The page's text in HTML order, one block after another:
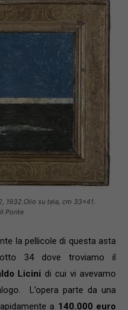
1932.Olio su tela, cm 33×41.
Ponte
la pellicole di questa asta
34 dove troviamo il
Licini di cui vi avevamo
L’opera parte da una
a 140.000 euro